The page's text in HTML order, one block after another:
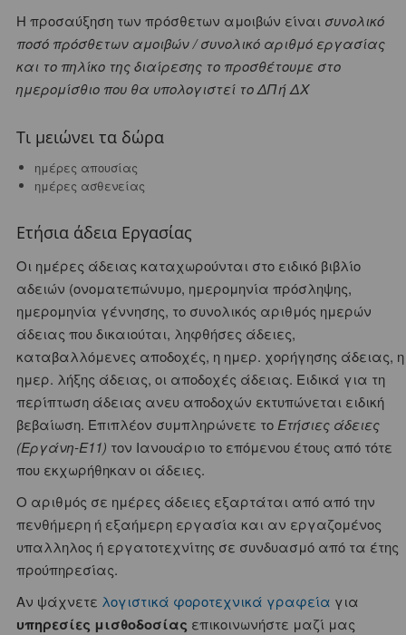
Η προσαύξηση των πρόσθετων αμοιβών είναι συνολικό
ποσό πρόσθετων αμοιβών / συνολικό αριθμό εργασίας
και το πηλίκο της διαίρεσης το προσθέτουμε στο
ημερομίσθιο που θα υπολογιστεί το ΔΠ ή ΔΧ
Τι μειώνει τα δώρα
ημέρες απουσίας
ημέρες ασθενείας
Ετήσια άδεια Εργασίας
Οι ημέρες άδειας καταχωρούνται στο ειδικό βιβλίο
αδειών (ονοματεπώνυμο, ημερομηνία πρόσληψης,
ημερομηνία γέννησης, το συνολικός αριθμός ημερών
άδειας που δικαιούται, ληφθήσες άδειες,
καταβαλλόμενες αποδοχές, η ημερ. χορήγησης άδειας, η
ημερ. λήξης άδειας, οι αποδοχές άδειας. Ειδικά για τη
περίπτωση άδειας ανευ αποδοχών εκτυπώνεται ειδική
βεβαίωση. Επιπλέον συμπληρώνετε το Ετήσιες άδειες
(Εργάνη-Ε11) τον Ιανουάριο το επόμενου έτους από τότε
που εκχωρήθηκαν οι άδειες.
Ο αριθμός σε ημέρες άδειες εξαρτάται από από την
πενθήμερη ή εξαήμερη εργασία και αν εργαζομένος
υπαλληλος ή εργατοτεχνίτης σε συνδυασμό από τα έτης
προύπηρεσίας.
Αν ψάχνετε λογιστικά φοροτεχνικά γραφεία για
υπηρεσίες μισθοδοσίας επικοινωνήστε μαζί μας